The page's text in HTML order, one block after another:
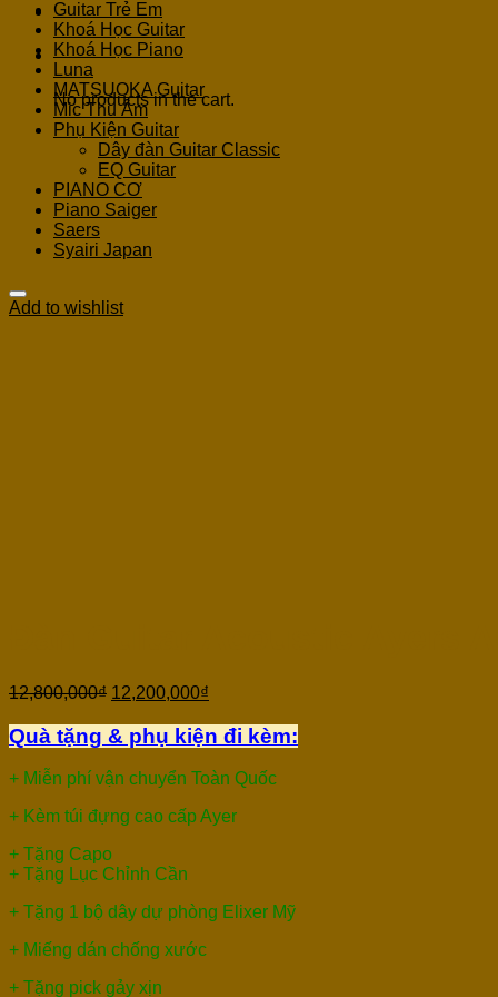
Cart
No products in the cart.
Guitar Trẻ Em
Khoá Học Guitar
Khoá Học Piano
Luna
MATSUOKA Guitar
Mic Thu Âm
Phụ Kiện Guitar
Dây đàn Guitar Classic
EQ Guitar
PIANO CƠ
Piano Saiger
Saers
Syairi Japan
Add to wishlist
12,800,000₫ 12,200,000₫
Quà tặng & phụ kiện đi kèm:
+ Miễn phí vận chuyển Toàn Quốc
+ Kèm túi đựng cao cấp Ayer
+ Tặng Capo
+ Tặng Lục Chỉnh Cần
+ Tặng 1 bộ dây dự phòng Elixer Mỹ
+ Miếng dán chống xước
+ Tặng pick gảy xịn